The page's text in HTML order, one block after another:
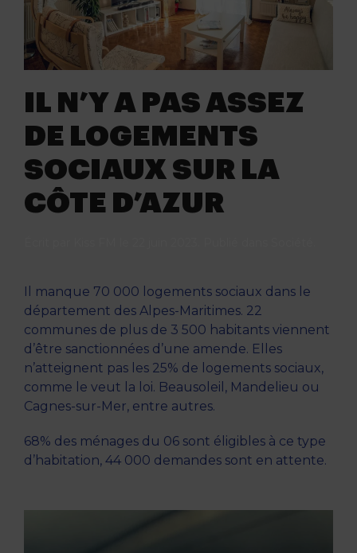
IL N’Y A PAS ASSEZ
DE LOGEMENTS
SOCIAUX SUR LA
CÔTE D’AZUR
Il manque 70 000 logements sociaux dans le
département des Alpes-Maritimes. 22
communes de plus de 3 500 habitants viennent
d’être sanctionnées d’une amende. Elles
n’atteignent pas les 25% de logements sociaux,
comme le veut la loi. Beausoleil, Mandelieu ou
Cagnes-sur-Mer, entre autres.
68% des ménages du 06 sont éligibles à ce type
d’habitation, 44 000 demandes sont en attente.